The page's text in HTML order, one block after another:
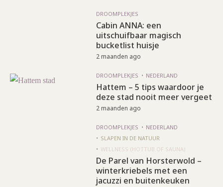
DROOMPLEKJES
Cabin ANNA: een
uitschuifbaar magisch
bucketlist huisje
2 maanden ago
DROOMPLEKJES NEDERLAND
Hattem – 5 tips waardoor je
deze stad nooit meer vergeet
2 maanden ago
DROOMPLEKJES
NEDERLAND
SLAPEN IN DE NATUUR
WELLNESS (HOTTUB OF SAUNA)
De Parel van Horsterwold –
winterkriebels met een
jacuzzi en buitenkeuken